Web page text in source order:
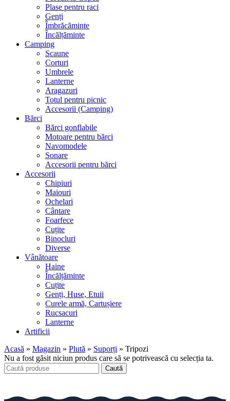
Plase pentru raci
Genți
Îmbrăcăminte
Încălțăminte
Camping
Scaune
Corturi
Umbrele
Lanterne
Aragazuri
Totul pentru picnic
Accesorii (Camping)
Bărci
Bărci gonflabile
Motoare pentru bărci
Navomodele
Sonare
Accesorii pentru bărci
Accesorii
Chipiuri
Maiouri
Ochelari
Cântare
Foarfece
Cuțite
Binocluri
Diverse
Vânătoare
Haine
Încălțăminte
Cuțite
Genți, Huse, Etuii
Curele armă, Cartușiere
Rucsacuri
Lanterne
Artificii
Acasă » Magazin » Plută » Suporți » Tripozi
Nu a fost găsit niciun produs care să se potrivească cu selecția ta.
Caută